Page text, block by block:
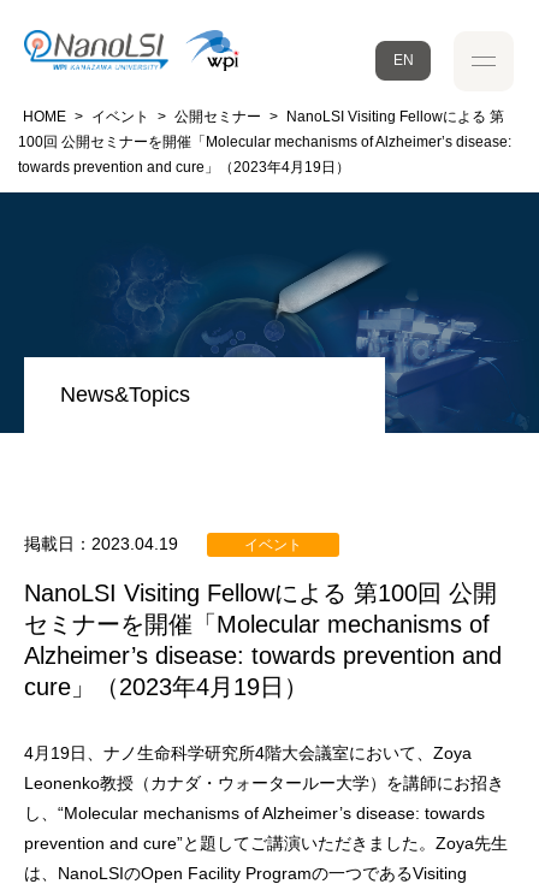
EN
HOME > イベント > 公開セミナー >
NanoLSI Visiting Fellowによる 第
100回 公開セミナーを開催「Molecular mechanisms of Alzheimer’s disease:
towards prevention and cure」（2023年4月19日）
News&Topics
掲載日：2023.04.19 イベント
NanoLSI Visiting Fellowによる 第100回 公開
セミナーを開催「Molecular mechanisms of
Alzheimer’s disease: towards prevention and
cure」（2023年4月19日）
4月19日、ナノ生命科学研究所4階大会議室において、Zoya
Leonenko教授（カナダ・ウォータールー大学）を講師にお招き
し、“Molecular mechanisms of Alzheimer’s disease: towards
prevention and cure”と題してご講演いただきました。Zoya先生
は、NanoLSIのOpen Facility Programの一つであるVisiting